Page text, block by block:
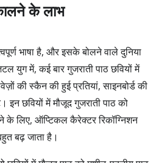
के लाभ
भाषा है, और इसके बोलने वाले दुनिया
युग में, कई बार गुजराती पाठ छवियों में
की स्कैन की हुई प्रतियां, साइनबोर्ड की
इन छवियों में मौजूद गुजराती पाठ को
लिए, ऑप्टिकल कैरेक्टर रिकॉग्निशन
बढ़ जाता है।